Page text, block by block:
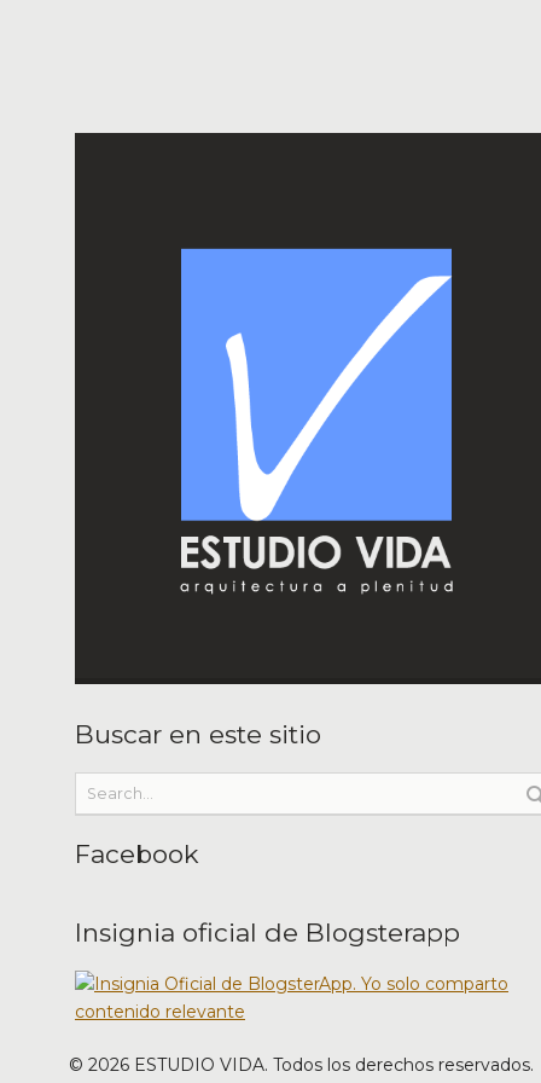
Buscar en este sitio
Facebook
Insignia oficial de Blogsterapp
© 2026 ESTUDIO VIDA. Todos los derechos reservados.